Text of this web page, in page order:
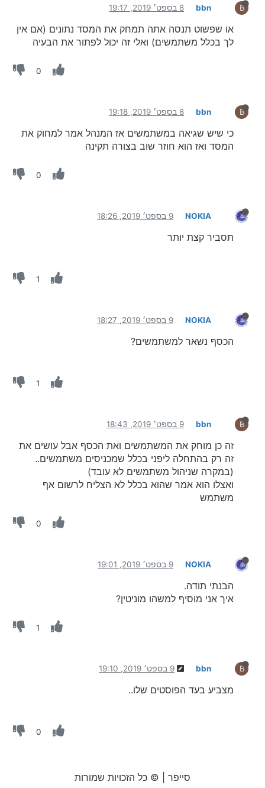
B
bbn 8 בספט׳ 2019, 19:17
או שפשוט תנסה אתה תמחק את המסד נתונים (אם אין
לך בכלל משתמשים) ואלי זה יכול לפתור את הבעיה
0
B
bbn 8 בספט׳ 2019, 19:18
כי שיש שגיאה במשתמשים אז המנהל אמר למחוק את
המסד ואז הוא חוזר שוב בצורה תקינה
0
NOKIA 9 בספט׳ 2019, 18:26
תסביר קצת יותר
1
NOKIA 9 בספט׳ 2019, 18:27
הכסף נשאר למשתמשים?
1
B
bbn 9 בספט׳ 2019, 18:43
זה כן מוחק את המשתמשים ואת הכסף אבל עושים את
זה רק בהתחלה ליפני בכלל שמכניסים משתמשים..
(במקרה שניהול משתמשים לא עובד)
ואצלו הוא אמר שהוא בכלל לא הצליח לרשום אף
משתמש
0
NOKIA 9 בספט׳ 2019, 19:01
הבנתי תודה.
איך אני מוסיף למשהו מוניטין?
1
B
bbn 9 בספט׳ 2019, 19:10
מצביע בעד הפוסטים שלו..
0
סייפר | © כל הזכויות שמורות